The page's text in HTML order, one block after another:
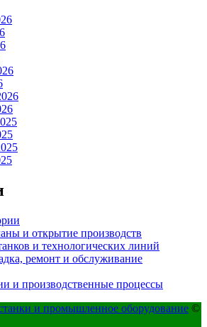
и открытие производств
и технологических линий
ремонт и обслуживание
и производственные процессы
и промышленное оборудование ©